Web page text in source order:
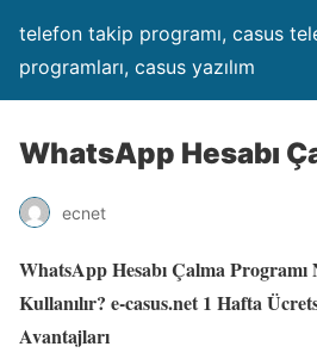
telefon takip programı, casus
programları, casus yazılım
WhatsApp Hesabı
ecnet
WhatsApp Hesabı Çalma Programı
Kullanılır? e-casus.net 1 Hafta
Avantajları